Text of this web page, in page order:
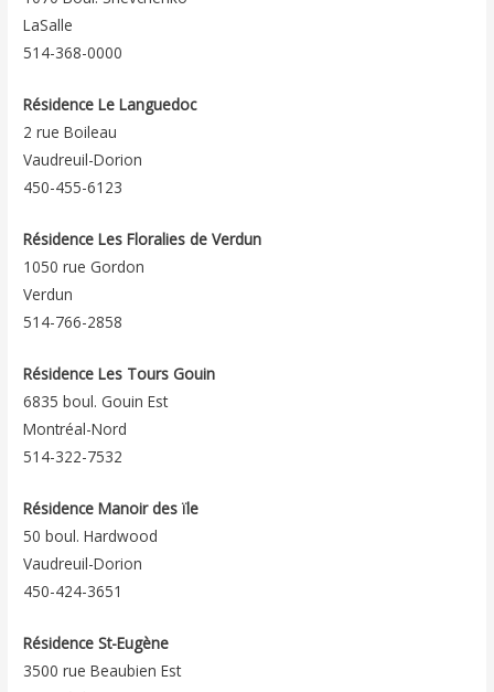
LaSalle
514-368-0000
Résidence Le Languedoc
2 rue Boileau
Vaudreuil-Dorion
450-455-6123
Résidence Les Floralies de Verdun
1050 rue Gordon
Verdun
514-766-2858
Résidence Les Tours Gouin
6835 boul. Gouin Est
Montréal-Nord
514-322-7532
Résidence Manoir des ïle
50 boul. Hardwood
Vaudreuil-Dorion
450-424-3651
Résidence St-Eugène
3500 rue Beaubien Est